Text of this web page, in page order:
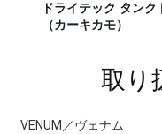
ドライテック タンクトップ
（カーキカモ）
取り
VENUM／ヴェナム